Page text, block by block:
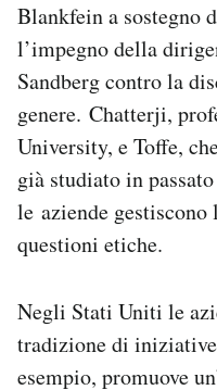
Blankfein a sostegno
l’impegno della
Sandberg contro la
genere. Chatterji,
University, e Toffe,
già studiato in
le aziende
questioni etiche.
Negli Stati Uniti le
tradizione di
esempio, promuove